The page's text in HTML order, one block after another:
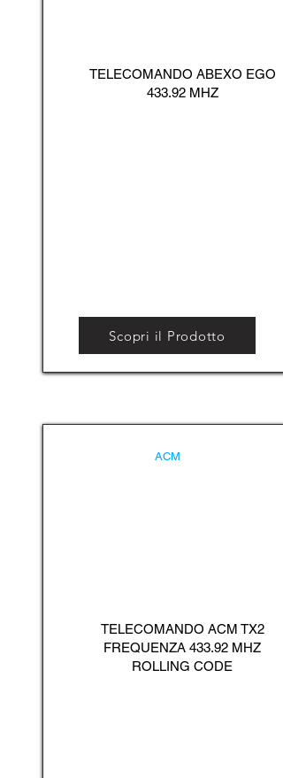
TELECOMANDO ABEXO EGO
433.92 MHZ
Scopri il Prodotto
ACM
TELECOMANDO ACM TX2
FREQUENZA 433.92 MHZ
ROLLING CODE